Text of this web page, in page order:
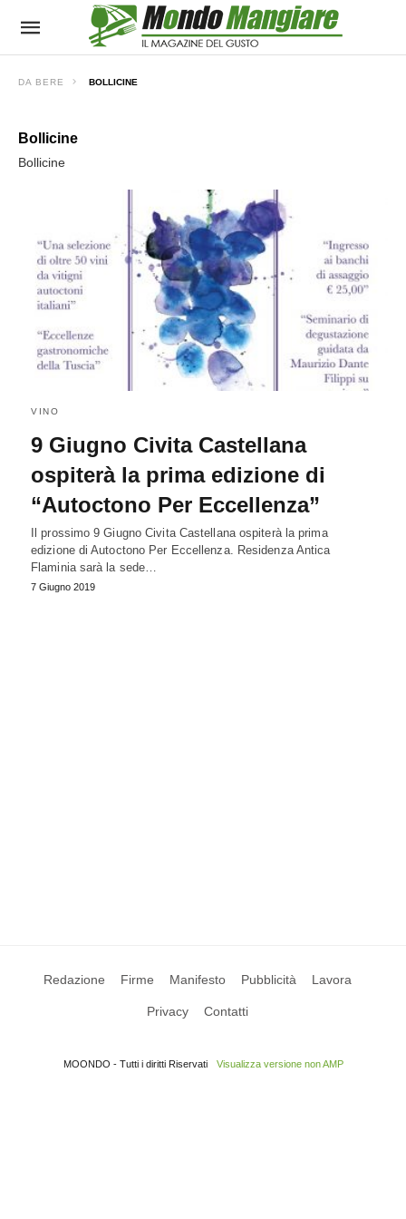
DA BERE BOLLICINE
Bollicine
Bollicine
VINO
9 Giugno Civita Castellana
ospiterà la prima edizione di
“Autoctono Per Eccellenza”
Il prossimo 9 Giugno Civita Castellana ospiterà la prima
edizione di Autoctono Per Eccellenza. Residenza Antica
Flaminia sarà la sede…
7 Giugno 2019
Redazione Firme Manifesto Pubblicità Lavora
Privacy Contatti
MOONDO - Tutti i diritti Riservati Visualizza versione non AMP